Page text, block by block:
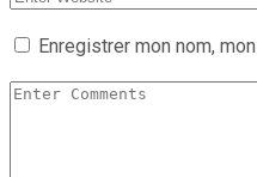
Enregistrer mon nom,